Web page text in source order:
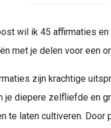
wil ik 45 affirmaties
met je delen voor een
zijn krachtige
je diepere zelfliefde en
te laten cultiveren. Door